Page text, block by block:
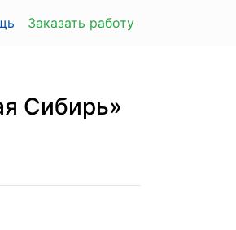
Заказать работу
Сибирь»